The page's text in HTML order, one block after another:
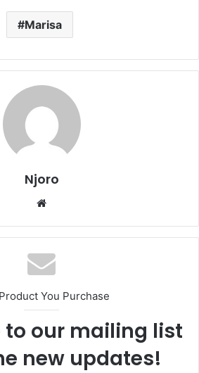
Marisa
Njoro
Website
You Purchase
to our mailing list
new updates!